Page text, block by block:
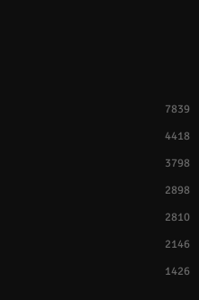
7839
4418
3798
2898
2810
2146
1426